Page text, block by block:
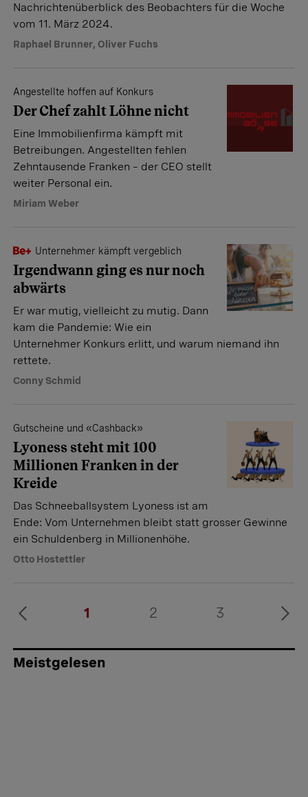
Nachrichtenüberblick des Beobachters für die Woche
vom 11. März 2024.
Raphael Brunner, Oliver Fuchs
Angestellte hoffen auf Konkurs
Der Chef zahlt Löhne nicht
Eine Immobilienfirma kämpft mit
Betreibungen. Angestellten fehlen
Zehntausende Franken – der CEO stellt
weiter Personal ein.
Miriam Weber
Unternehmer kämpft vergeblich
Irgendwann ging es nur noch
abwärts
Er war mutig, vielleicht zu mutig. Dann
kam die Pandemie: Wie ein
Unternehmer Konkurs erlitt, und warum niemand ihn
rettete.
Conny Schmid
Gutscheine und «Cashback»
Lyoness steht mit 100
Millionen Franken in der
Kreide
Das Schneeballsystem Lyoness ist am
Ende: Vom Unternehmen bleibt statt grosser Gewinne
ein Schuldenberg in Millionenhöhe.
Otto Hostettler
1 2 3
Meistgelesen